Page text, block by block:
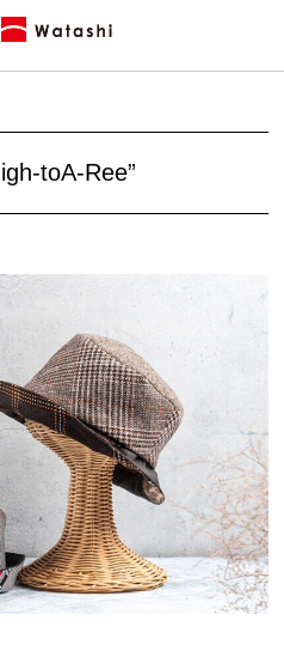
toA-Ree”